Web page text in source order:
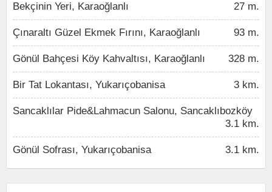
Bekçinin Yeri, Karaoğlanlı 27 m.
Çınaraltı Güzel Ekmek Fırını, Karaoğlanlı 93 m.
Gönül Bahçesi Köy Kahvaltısı, Karaoğlanlı 328 m.
Bir Tat Lokantası, Yukarıçobanisa 3 km.
Sancaklılar Pide&Lahmacun Salonu, Sancaklıbozköy
3.1 km.
Gönül Sofrası, Yukarıçobanisa 3.1 km.